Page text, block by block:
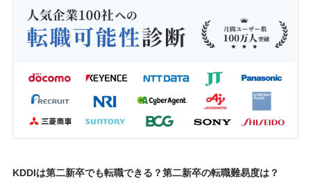
KDDIは第二新卒でも転職できる？第二新卒の転職難易度は？